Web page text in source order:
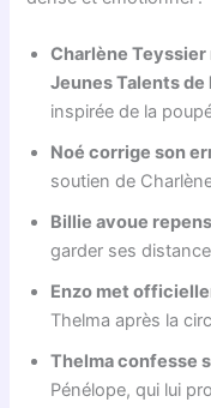
Charlène
Jeunes Talents de
inspirée de la
Noé corrige son
soutien de
Billie avoue
garder ses
Enzo met
Thelma après la
Thelma confesse
Pénélope, qui lui